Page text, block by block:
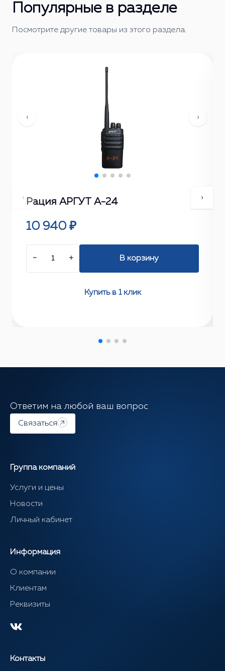
Популярные в разделе
Посмотрите другие товары из этого раздела.
‹ ›
Рация АРГУТ А-24
10 940 ₽
− + В корзину
Купить в 1 клик
‹ ›
Ответим на любой ваш вопрос
Связаться
Группа компаний
Услуги и цены
Новости
Личный кабинет
Информация
О компании
Клиентам
Реквизиты
Контакты